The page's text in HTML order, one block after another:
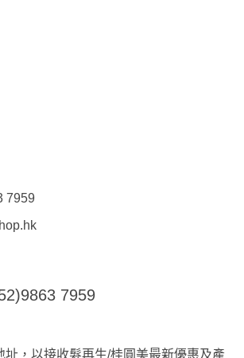
7959
7959
址，以接收髮再生/桂圓美最新優惠及產